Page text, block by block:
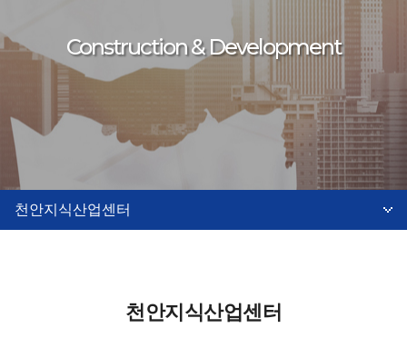
Construction & Development
천안지식산업센터